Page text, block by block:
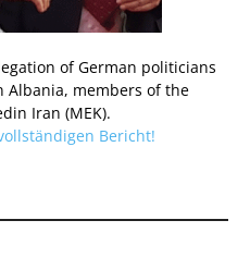
of German politicians
Albania, members of the
Iran (MEK).
Bericht!